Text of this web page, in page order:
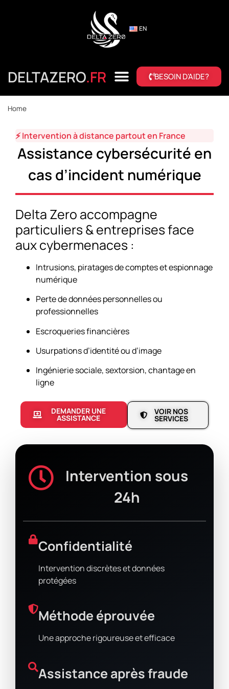
EN
DELTAZERO.FR BESOIN D'AIDE?
Home
⚡ Intervention à distance partout en France
Assistance cybersécurité en
cas d’incident numérique
Delta Zero accompagne
particuliers & entreprises face
aux cybermenaces :
Intrusions, piratages de comptes et espionnage
numérique
Perte de données personnelles ou
professionnelles
Escroqueries financières
Usurpations d’identité ou d’image
Ingénierie sociale, sextorsion, chantage en
ligne
DEMANDER UNE
ASSISTANCE
VOIR NOS
SERVICES
Intervention sous
24h
Confidentialité
Intervention discrètes et données
protégées
Méthode éprouvée
Une approche rigoureuse et efficace
Assistance après fraude